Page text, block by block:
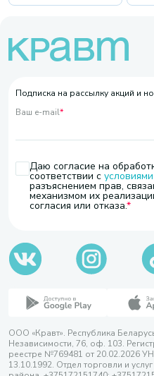
Подписка на рассылку акций и
Ваш e-mail*
Даю согласие на
соответствии с
разъяснением прав,
механизмом их
согласия или отказа.
ООО «Кравт». Республика
Независимости, 76, оф. 103.
реестре №769481 от 20.02.2026
13.10.1992. Отдел торговли и